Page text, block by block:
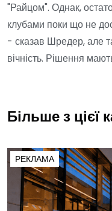
"Райцом". Однак,
клубами поки що не
- сказав Шредер, але
вічність. Рішення
Більше з цієї
РЕКЛАМА